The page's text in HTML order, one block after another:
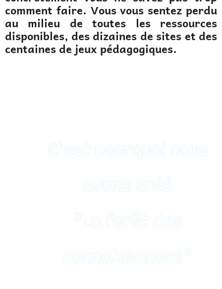
comment faire. Vous vous sentez perdu
au milieu de toutes les ressources
disponibles, des dizaines de sites et des
centaines de jeux pédagogiques.
C'est pourquoi nous
avons créé
"La forêt des
connaissances"